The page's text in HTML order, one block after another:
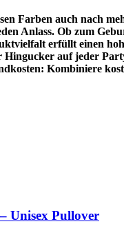
Farben auch nach
Anlass. Ob zum
erfüllt einen
Hingucker auf jeder
Kombiniere
Unisex Pullover